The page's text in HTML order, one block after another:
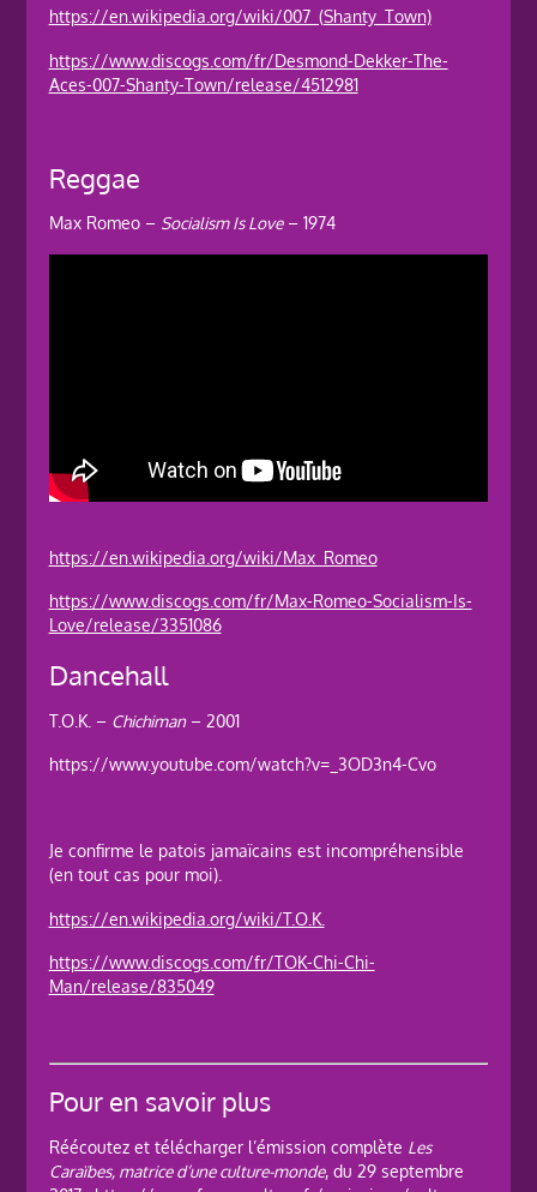
https://en.wikipedia.org/wiki/007_(Shanty_Town)
https://www.discogs.com/fr/Desmond-Dekker-The-
Aces-007-Shanty-Town/release/4512981
Reggae
Max Romeo – Socialism Is Love– 1974
https://en.wikipedia.org/wiki/Max_Romeo
https://www.discogs.com/fr/Max-Romeo-Socialism-Is-
Love/release/3351086
Dancehall
T.O.K. – Chichiman– 2001
https://www.youtube.com/watch?v=_3OD3n4-Cvo
Je confirme le patois jamaïcains est incompréhensible
(en tout cas pour moi).
https://en.wikipedia.org/wiki/T.O.K.
https://www.discogs.com/fr/TOK-Chi-Chi-
Man/release/835049
Pour en savoir plus
Réécoutez et télécharger l’émission complète Les
Caraïbes, matrice d’une culture-monde, du 29 septembre